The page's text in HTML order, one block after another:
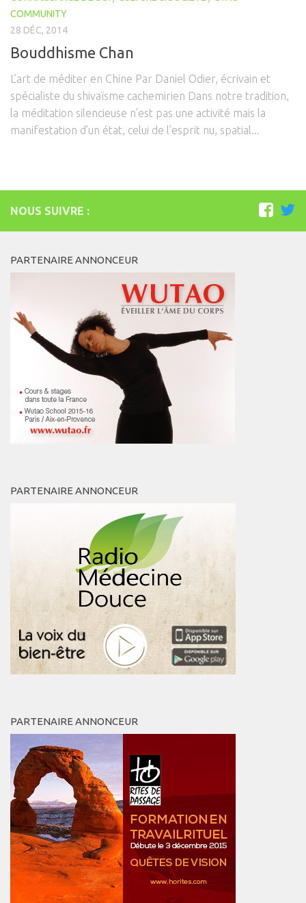
COMMUNITY
28 DÉC, 2014
Bouddhisme Chan
L’art de méditer en Chine Par Daniel Odier, écrivain et
spécialiste du shivaïsme cachemirien Dans notre tradition,
la méditation silencieuse n’est pas une activité mais la
manifestation d’un état, celui de l’esprit nu, spatial...
NOUS SUIVRE :
PARTENAIRE ANNONCEUR
PARTENAIRE ANNONCEUR
PARTENAIRE ANNONCEUR